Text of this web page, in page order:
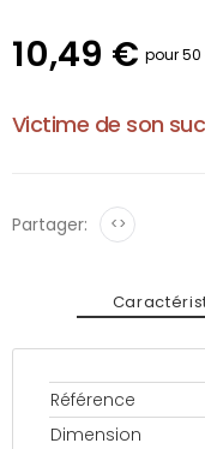
10,49 € pour 50
Victime de son
Partager: <>
Référence
Dimension